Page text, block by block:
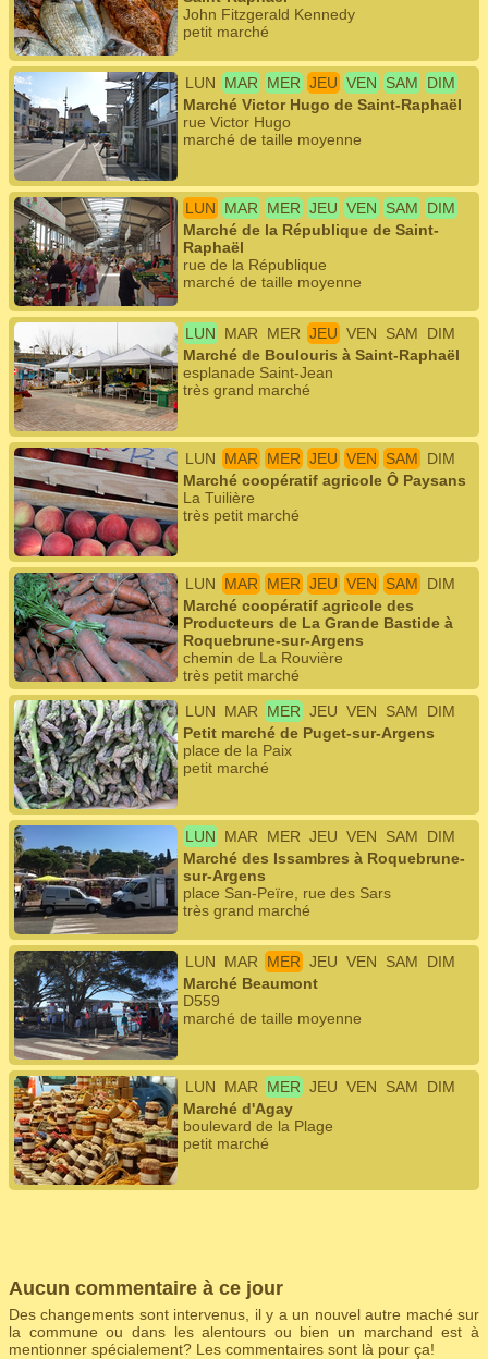
John Fitzgerald Kennedy
petit marché
LUN MAR MER JEU VEN SAM
DIM
Marché Victor Hugo de Saint-Raphaël
rue Victor Hugo
marché de taille moyenne
LUN MAR MER JEU VEN SAM
DIM
Marché de la République de Saint-
Raphaël
rue de la République
marché de taille moyenne
LUN MAR MER JEU VEN SAM
DIM
Marché de Boulouris à Saint-Raphaël
esplanade Saint-Jean
très grand marché
LUN MAR MER JEU VEN SAM
DIM
Marché coopératif agricole Ô Paysans
La Tuilière
très petit marché
LUN MAR MER JEU VEN SAM
DIM
Marché coopératif agricole des
Producteurs de La Grande Bastide à
Roquebrune-sur-Argens
chemin de La Rouvière
très petit marché
LUN MAR MER JEU VEN SAM
DIM
Petit marché de Puget-sur-Argens
place de la Paix
petit marché
LUN MAR MER JEU VEN SAM
DIM
Marché des Issambres à Roquebrune-
sur-Argens
place San-Peïre, rue des Sars
très grand marché
LUN MAR MER JEU VEN SAM
DIM
Marché Beaumont
D559
marché de taille moyenne
LUN MAR MER JEU VEN SAM
DIM
Marché d'Agay
boulevard de la Plage
petit marché
Aucun commentaire à ce jour
Des changements sont intervenus, il y a un nouvel autre maché sur
la commune ou dans les alentours ou bien un marchand est à
mentionner spécialement? Les commentaires sont là pour ça!